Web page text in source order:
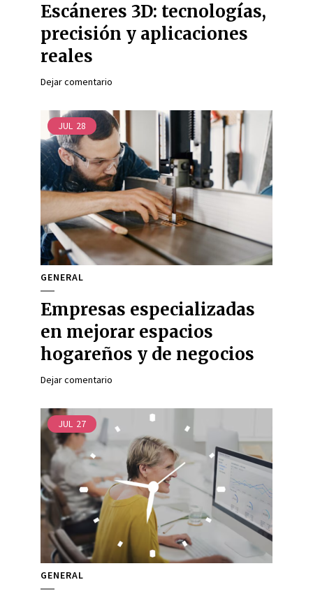
Escáneres 3D: tecnologías,
precisión y aplicaciones
reales
Dejar comentario
JUL 28
GENERAL
Empresas especializadas
en mejorar espacios
hogareños y de negocios
Dejar comentario
JUL 27
GENERAL